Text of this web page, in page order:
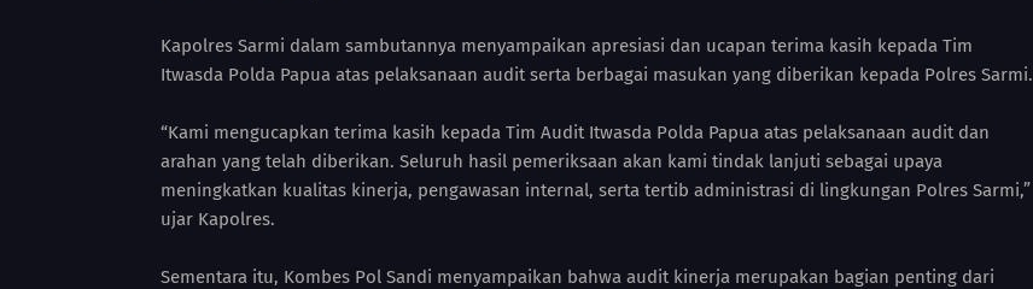
Kapolres Sarmi dalam sambutannya menyampaikan apresiasi dan ucapan terima kasih kepada Tim
Itwasda Polda Papua atas pelaksanaan audit serta berbagai masukan yang diberikan kepada Polres Sarmi.
“Kami mengucapkan terima kasih kepada Tim Audit Itwasda Polda Papua atas pelaksanaan audit dan
arahan yang telah diberikan. Seluruh hasil pemeriksaan akan kami tindak lanjuti sebagai upaya
meningkatkan kualitas kinerja, pengawasan internal, serta tertib administrasi di lingkungan Polres Sarmi,”
ujar Kapolres.
Sementara itu, Kombes Pol Sandi menyampaikan bahwa audit kinerja merupakan bagian penting dari